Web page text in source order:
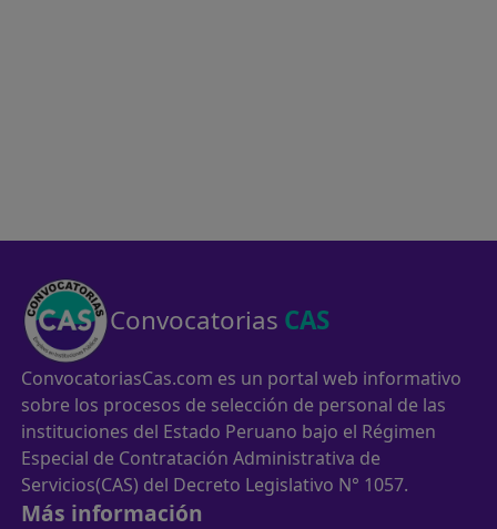
Convocatorias CAS
ConvocatoriasCas.com es un portal web informativo
sobre los procesos de selección de personal de las
instituciones del Estado Peruano bajo el Régimen
Especial de Contratación Administrativa de
Servicios(CAS) del Decreto Legislativo N° 1057.
Más información